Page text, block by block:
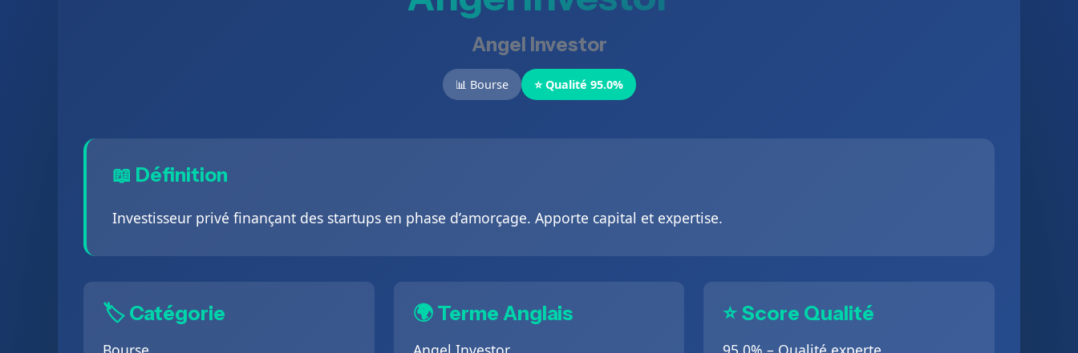
Angel Investor
📊 Bourse ⭐ Qualité 95.0%
📖 Définition
Investisseur privé finançant des startups en phase d’amorçage. Apporte capital et expertise.
🏷️ Catégorie 🌍 Terme Anglais ⭐ Score Qualité